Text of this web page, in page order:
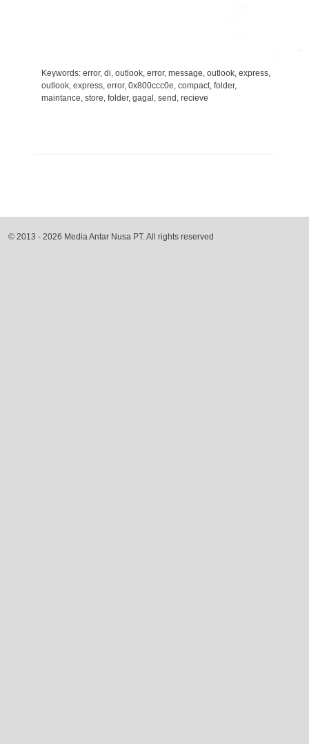
Keywords: error, di, outlook, error, message, outlook, express,
outlook, express, error, 0x800ccc0e, compact, folder,
maintance, store, folder, gagal, send, recieve
© 2013 - 2026 Media Antar Nusa PT. All rights reserved